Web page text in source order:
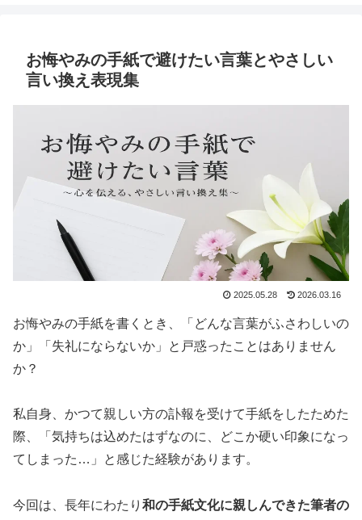
お悔やみの手紙で避けたい言葉とやさしい
言い換え表現集
2025.05.28 2026.03.16
お悔やみの手紙を書くとき、「どんな言葉がふさわしいの
か」「失礼にならないか」と戸惑ったことはありません
か？
私自身、かつて親しい方の訃報を受けて手紙をしたためた
際、「気持ちは込めたはずなのに、どこか硬い印象になっ
てしまった…」と感じた経験があります。
今回は、長年にわたり 和の手紙文化に親しんできた筆者の